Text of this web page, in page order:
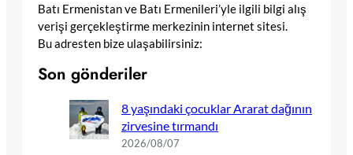
Batı Ermenistan ve Batı Ermenileri’yle ilgili bilgi alış
verişi gerçekleştirme merkezinin internet sitesi.
Bu adresten bize ulaşabilirsiniz:
Son gönderiler
8 yaşındaki çocuklar Ararat dağının
zirvesine tırmandı
2026/08/07